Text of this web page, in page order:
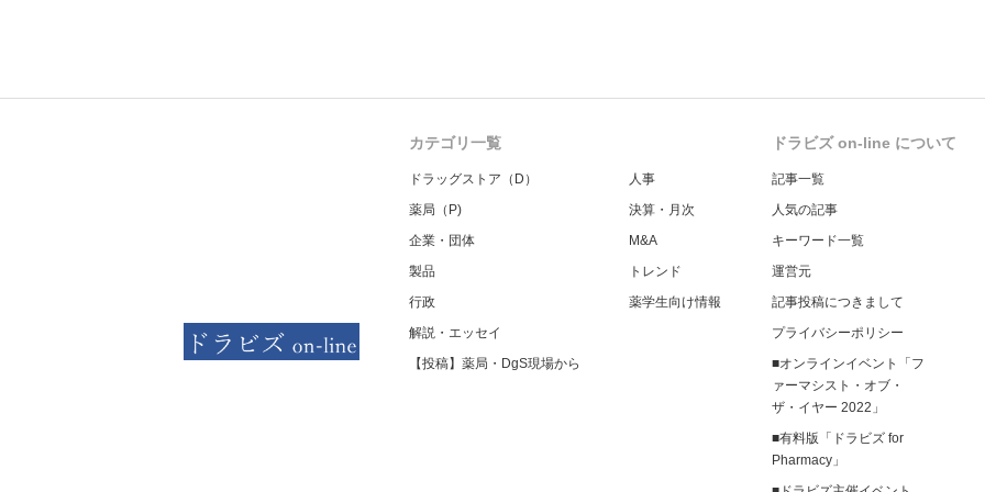
カテゴリ一覧
ドラッグストア（D）
薬局（P)
企業・団体
製品
行政
解説・エッセイ
【投稿】薬局・DgS現場から
人事
決算・月次
M&A
トレンド
薬学生向け情報
ドラビズ on-line について
記事一覧
人気の記事
キーワード一覧
運営元
記事投稿につきまして
プライバシーポリシー
■オンラインイベント「フ
ァーマシスト・オブ・
ザ・イヤー 2022」
■有料版「ドラビズ for
Pharmacy」